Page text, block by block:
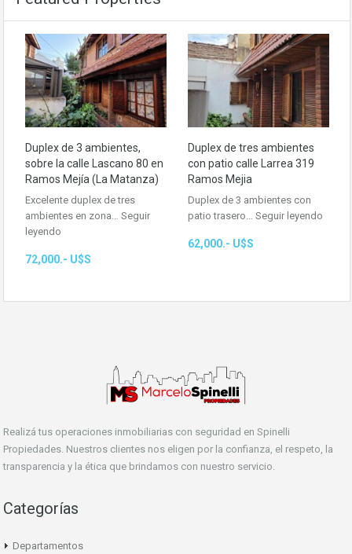
Duplex de 3 ambientes,
sobre la calle Lascano 80 en
Ramos Mejía (La Matanza)
Excelente duplex de tres
ambientes en zona… Seguir
leyendo
72,000.- U$S
Duplex de tres ambientes
con patio calle Larrea 319
Ramos Mejia
Duplex de 3 ambientes con
patio trasero… Seguir leyendo
62,000.- U$S
Realizá tus operaciones inmobiliarias con seguridad en Spinelli
Propiedades. Nuestros clientes nos eligen por la confianza, el respeto, la
transparencia y la ética que brindamos con nuestro servicio.
Categorías
Departamentos